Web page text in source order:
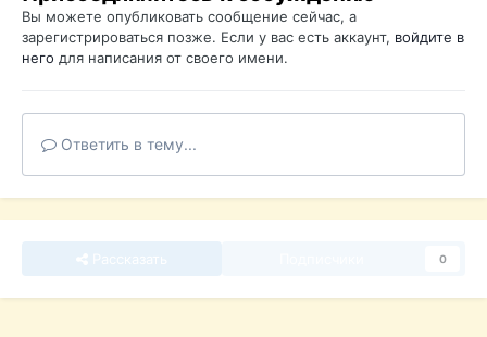
Вы можете опубликовать сообщение сейчас, а
зарегистрироваться позже. Если у вас есть аккаунт, войдите в
него для написания от своего имени.
Ответить в тему...
0